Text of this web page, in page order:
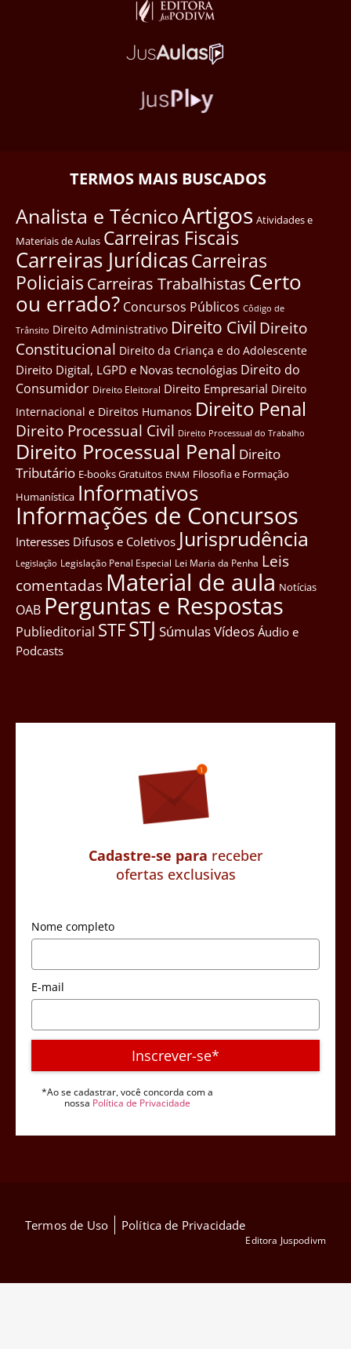
TERMOS MAIS BUSCADOS
Analista e TécnicoArtigos Atividades e
Materiais de Aulas Carreiras Fiscais
Carreiras JurídicasCarreiras
Policiais Carreiras Trabalhistas Certo
ou errado? Concursos Públicos Côdigo de
Trânsito Direito Administrativo Direito Civil Direito
Constitucional Direito da Criança e do Adolescente
Direito Digital, LGPD e Novas tecnológias Direito do
Consumidor Direito Eleitoral Direito Empresarial Direito
Internacional e Direitos Humanos Direito Penal
Direito Processual Civil Direito Processual do Trabalho
Direito Processual Penal Direito
Tributário E-books Gratuitos ENAM Filosofia e Formação
Humanística Informativos
Informações de Concursos
Interesses Difusos e Coletivos Jurisprudência
Legislação Legislação Penal Especial Lei Maria da Penha Leis
comentadas Material de aula Notícias
OAB Perguntas e Respostas
Publieditorial STFSTJ SúmulasVídeos Áudio e
Podcasts
Cadastre-se para receber
ofertas exclusivas
Nome completo
E-mail
Inscrever-se*
*Ao se cadastrar, você concorda com a
nossa Política de Privacidade
Termos de Uso Política de Privacidade
Editora Juspodivm